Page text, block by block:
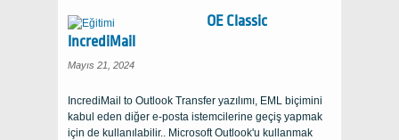
OE Classic
IncrediMail
Mayıs 21, 2024
IncrediMail to Outlook Transfer yazılımı, EML biçimini
kabul eden diğer e-posta istemcilerine geçiş yapmak
için de kullanılabilir.. Microsoft Outlook'u kullanmak